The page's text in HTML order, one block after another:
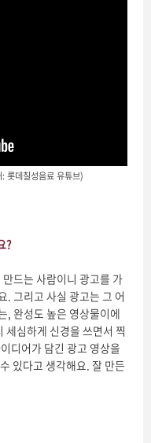
롯데칠성음료 유튜브)
?
드는 사람이니 광고를 가
. 그리고 사실 광고는 그 어
, 완성도 높은 영상물이에
세심하게 신경을 쓰면서 찍
디어가 담긴 광고 영상을
있다고 생각해요. 잘 만든